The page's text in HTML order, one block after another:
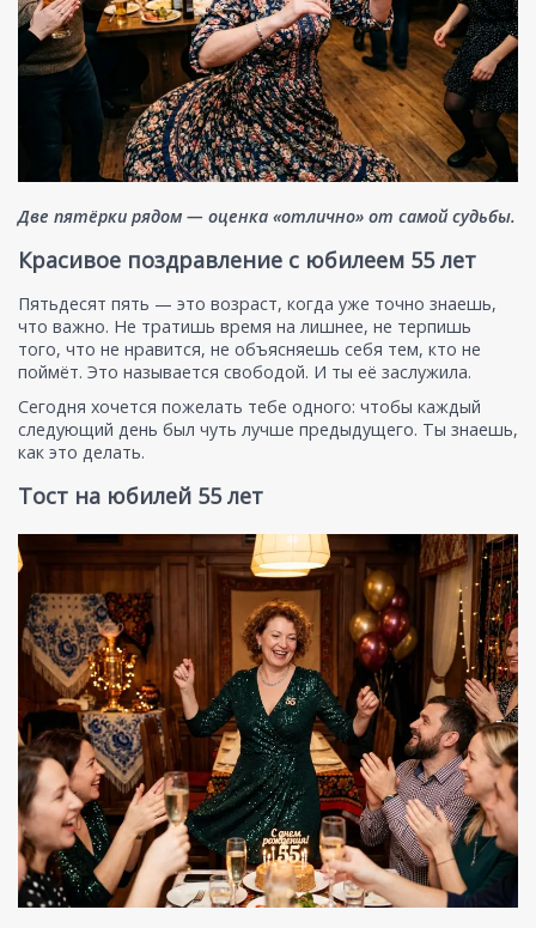
Две пятёрки рядом — оценка «отлично» от самой судьбы.
Красивое поздравление с юбилеем 55 лет
Пятьдесят пять — это возраст, когда уже точно знаешь,
что важно. Не тратишь время на лишнее, не терпишь
того, что не нравится, не объясняешь себя тем, кто не
поймёт. Это называется свободой. И ты её заслужила.
Сегодня хочется пожелать тебе одного: чтобы каждый
следующий день был чуть лучше предыдущего. Ты знаешь,
как это делать.
Тост на юбилей 55 лет